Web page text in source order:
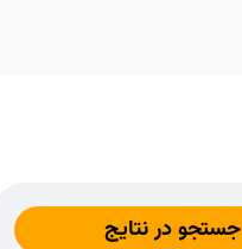
جستجو در نتایج